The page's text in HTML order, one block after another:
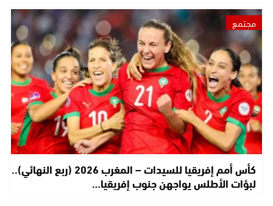
مجتمع
كأس أمم إفريقيا للسيدات – المغرب 2026 (ربع النهائي)..
لبؤات الأطلس يواجهن جنوب إفريقيا…